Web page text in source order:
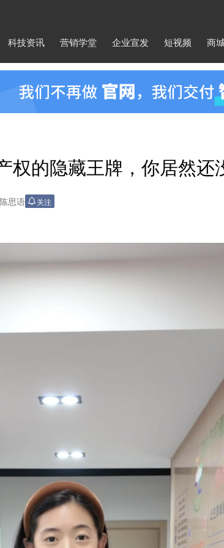
科技资讯 营销学堂 企业宣发 短视频 商
权的隐藏王牌，你居然还
陈思语 关注